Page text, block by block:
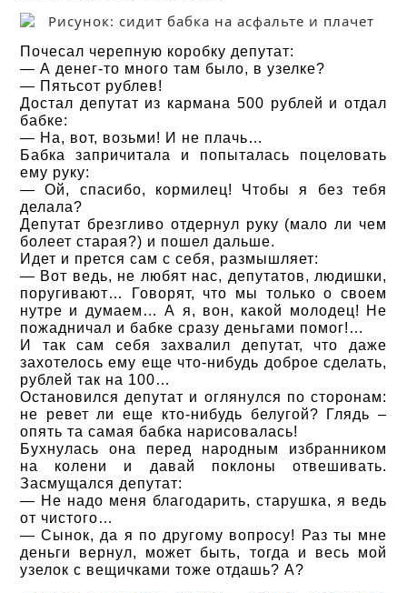
Почесал черепную коробку депутат:
— А денег-то много там было, в узелке?
— Пятьсот рублев!
Достал депутат из кармана 500 рублей и отдал
бабке:
— На, вот, возьми! И не плачь…
Бабка запричитала и попыталась поцеловать
ему руку:
— Ой, спасибо, кормилец! Чтобы я без тебя
делала?
Депутат брезгливо отдернул руку (мало ли чем
болеет старая?) и пошел дальше.
Идет и прется сам с себя, размышляет:
— Вот ведь, не любят нас, депутатов, людишки,
поругивают… Говорят, что мы только о своем
нутре и думаем… А я, вон, какой молодец! Не
пожадничал и бабке сразу деньгами помог!…
И так сам себя захвалил депутат, что даже
захотелось ему еще что-нибудь доброе сделать,
рублей так на 100…
Остановился депутат и оглянулся по сторонам:
не ревет ли еще кто-нибудь белугой? Глядь –
опять та самая бабка нарисовалась!
Бухнулась она перед народным избранником
на колени и давай поклоны отвешивать.
Засмущался депутат:
— Не надо меня благодарить, старушка, я ведь
от чистого…
— Сынок, да я по другому вопросу! Раз ты мне
деньги вернул, может быть, тогда и весь мой
узелок с вещичками тоже отдашь? А?